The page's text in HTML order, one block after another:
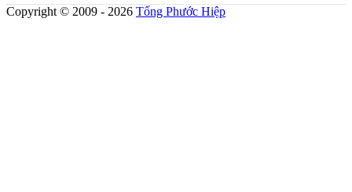
Copyright © 2009 - 2026 Tống Phước Hiệp